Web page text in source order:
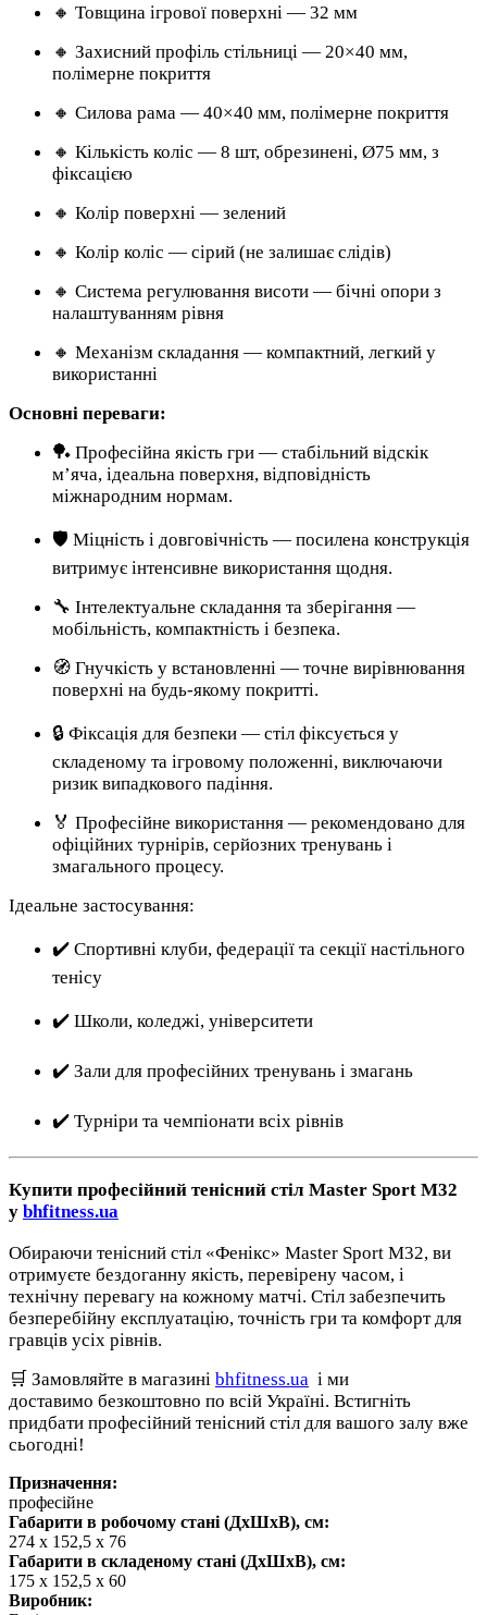
🔸 Товщина ігрової поверхні — 32 мм
🔸 Захисний профіль стільниці — 20×40 мм,
полімерне покриття
🔸 Силова рама — 40×40 мм, полімерне покриття
🔸 Кількість коліс — 8 шт, обрезинені, Ø75 мм, з
фіксацією
🔸 Колір поверхні — зелений
🔸 Колір коліс — сірий (не залишає слідів)
🔸 Система регулювання висоти — бічні опори з
налаштуванням рівня
🔸 Механізм складання — компактний, легкий у
використанні
Основні переваги:
🏓 Професійна якість гри — стабільний відскік
м’яча, ідеальна поверхня, відповідність
міжнародним нормам.
🛡️ Міцність і довговічність — посилена конструкція
витримує інтенсивне використання щодня.
🔧 Інтелектуальне складання та зберігання —
мобільність, компактність і безпека.
🧭 Гнучкість у встановленні — точне вирівнювання
поверхні на будь-якому покритті.
🔒 Фіксація для безпеки — стіл фіксується у
складеному та ігровому положенні, виключаючи
ризик випадкового падіння.
🏅 Професійне використання — рекомендовано для
офіційних турнірів, серйозних тренувань і
змагального процесу.
Ідеальне застосування:
✔️ Спортивні клуби, федерації та секції настільного
тенісу
✔️ Школи, коледжі, університети
✔️ Зали для професійних тренувань і змагань
✔️ Турніри та чемпіонати всіх рівнів
Купити професійний тенісний стіл Master Sport M32
у bhfitness.ua
Обираючи тенісний стіл «Фенікс» Master Sport M32, ви
отримуєте бездоганну якість, перевірену часом, і
технічну перевагу на кожному матчі. Стіл забезпечить
безперебійну експлуатацію, точність гри та комфорт для
гравців усіх рівнів.
🛒 Замовляйте в магазині bhfitness.ua і ми
доставимо безкоштовно по всій Україні. Встигніть
придбати професійний тенісний стіл для вашого залу вже
сьогодні!
Призначення:
професійне
Габарити в робочому стані (ДхШхВ), см:
274 x 152,5 x 76
Габарити в складеному стані (ДхШхВ), см:
175 х 152,5 х 60
Виробник: